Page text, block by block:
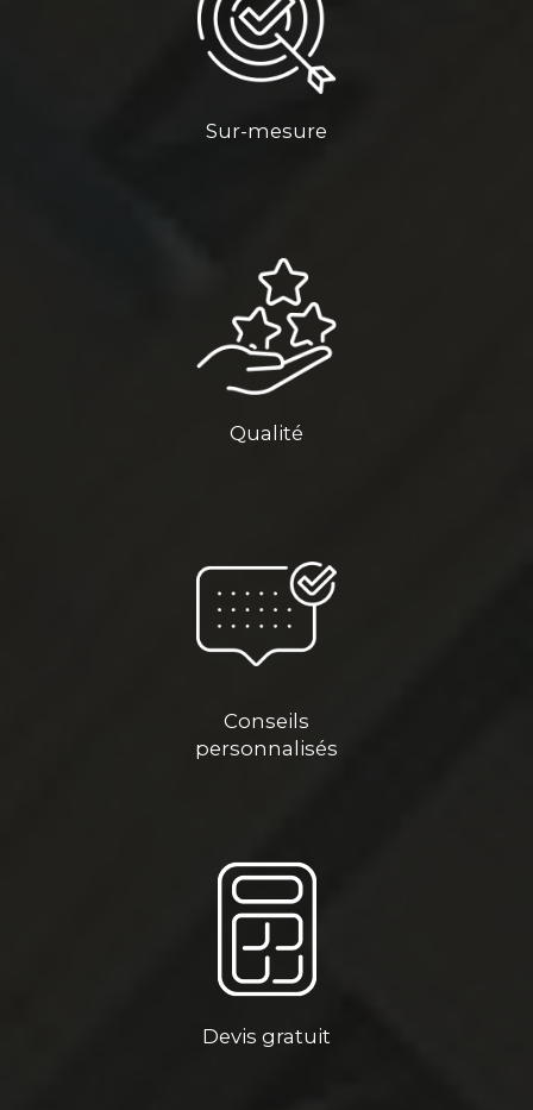
Sur-mesure
Qualité
Conseils
personnalisés
Devis gratuit